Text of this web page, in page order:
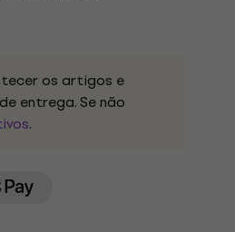
os artigos e
entrega. Se não
.